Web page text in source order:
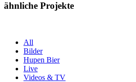
ähnliche Projekte
All
Bilder
Hupen Bier
Live
Videos & TV